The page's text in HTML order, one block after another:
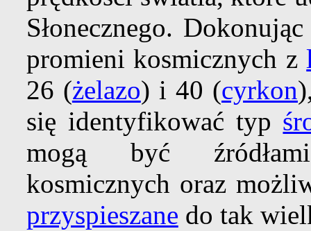
Słonecznego.
promieni kosmicznych z
26 (żelazo) i 40 (cyrkon
się identyfikować typ
mogą być
kosmicznych oraz
przyspieszane do tak